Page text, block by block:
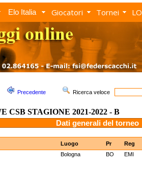
Elo Italia Giocatori Tornei
Precedente Ricerca veloce
CSB STAGIONE 2021-2022 - B
Dati generali del torneo
Luogo Pr Reg
Bologna BO EMI